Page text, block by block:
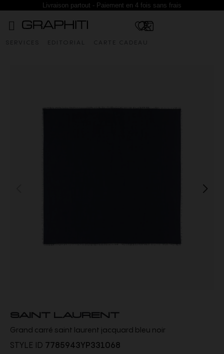
Livraison partout - Paiement en 4 fois sans frais
SERVICES EDITORIAL CARTE CADEAU
SAINT LAURENT
Grand carré saint laurent jacquard bleu noir
STYLE ID 7785943YP331068